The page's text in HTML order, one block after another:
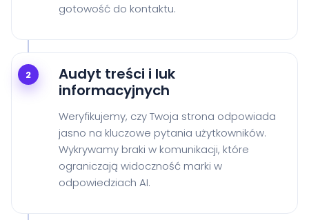
gotowość do kontaktu.
2
Audyt treści i luk
informacyjnych
Weryfikujemy, czy Twoja strona odpowiada
jasno na kluczowe pytania użytkowników.
Wykrywamy braki w komunikacji, które
ograniczają widoczność marki w
odpowiedziach AI.